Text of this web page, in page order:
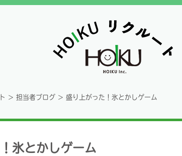
> 担当者ブログ > 盛り上がった！氷とかしゲーム
氷とかしゲーム